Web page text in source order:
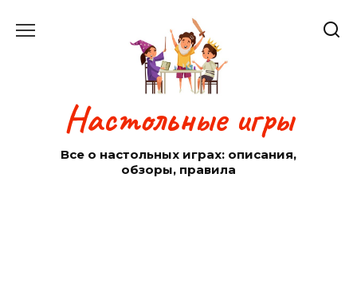
Настольные игры
Все о настольных играх: описания,
обзоры, правила